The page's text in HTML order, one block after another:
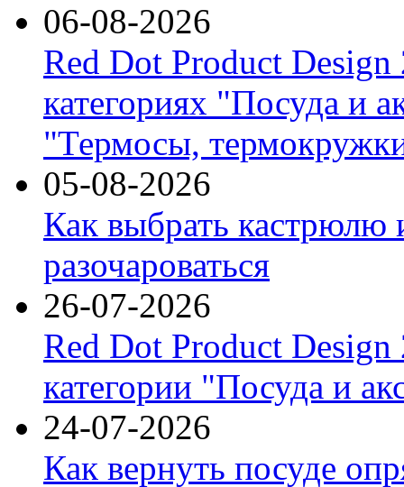
06-08-2026
Red Dot Product Design
категориях "Посуда и
"Термосы,
05-08-2026
Как выбрать кастрюлю
разочароваться
26-07-2026
Red Dot Product Design
категории "Посуда и
24-07-2026
Как вернуть посуде